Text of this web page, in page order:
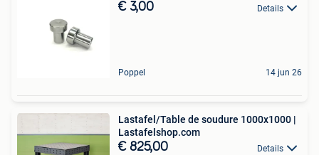
€ 3,00 Details
Poppel 14 jun 26
Lastafel/Table de soudure 1000x1000 |
Lastafelshop.com
€ 825,00 Details